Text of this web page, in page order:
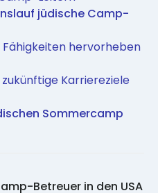
jüdische Camp-
hervorheben
Karriereziele
Sommercamp
Betreuer in den USA